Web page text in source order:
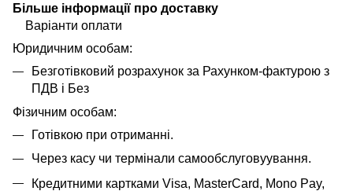
Більше інформації про доставку
Варіанти оплати
Юридичним особам:
Безготівковий розрахунок за Рахунком-фактурою з
ПДВ і Без
Фізичним особам:
Готівкою при отриманні.
Через касу чи термінали самообслуговуування.
Кредитними картками Visa, MasterCard, Mono Pay,